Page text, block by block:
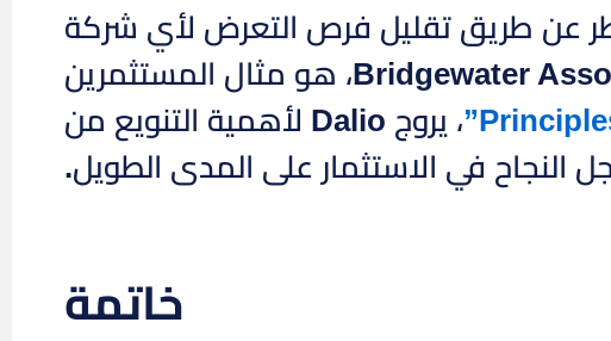
عن طريق تقليل فرص التعرض لأي شركة
مؤسس Bridgewater Associates، هو مثال المستثمرين
، يروج Dalio لأهمية التنويع من
النجاح في الاستثمار على المدى الطويل.
خاتمة